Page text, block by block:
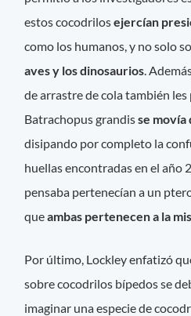
estos cocodrilosejercían
como los humanos, y no solo
aves y los dinosaurios .
de arrastre de cola también
Batrachopus grandisse movía
disipando por completo la
huellas encontradas en el año
pensaba pertenecían a un
queambas pertenecen a la
Por último, Lockley enfatizó
sobre cocodrilos bípedos se
imaginar una especie de